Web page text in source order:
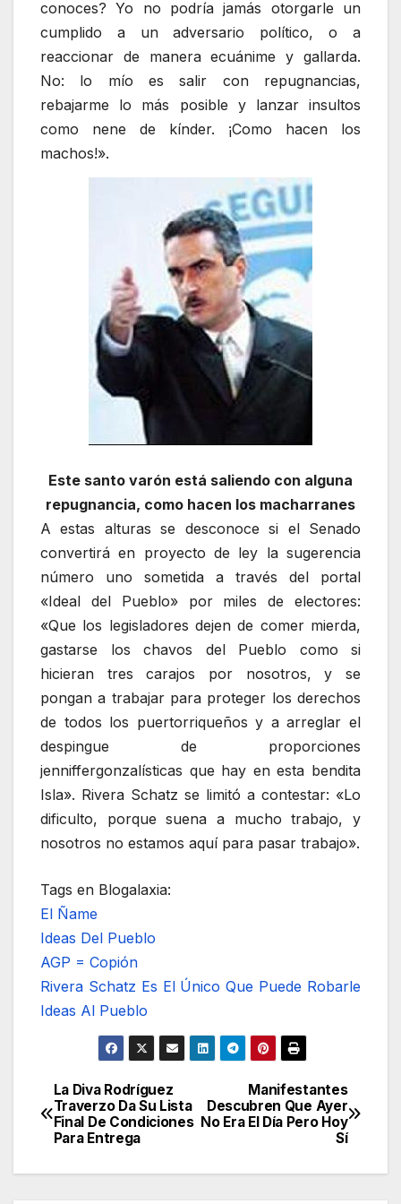
conoces? Yo no podría jamás otorgarle un
cumplido a un adversario político, o a
reaccionar de manera ecuánime y gallarda.
No: lo mío es salir con repugnancias,
rebajarme lo más posible y lanzar insultos
como nene de kínder. ¡Como hacen los
machos!».
Este santo varón está saliendo con alguna
repugnancia, como hacen los macharranes
A estas alturas se desconoce si el Senado
convertirá en proyecto de ley la sugerencia
número uno sometida a través del portal
«Ideal del Pueblo» por miles de electores:
«Que los legisladores dejen de comer mierda,
gastarse los chavos del Pueblo como si
hicieran tres carajos por nosotros, y se
pongan a trabajar para proteger los derechos
de todos los puertorriqueños y a arreglar el
despingue de proporciones
jenniffergonzalísticas que hay en esta bendita
Isla». Rivera Schatz se limitó a contestar: «Lo
dificulto, porque suena a mucho trabajo, y
nosotros no estamos aquí para pasar trabajo».
Tags en Blogalaxia:
El Ñame
Ideas Del Pueblo
AGP = Copión
Rivera Schatz Es El Único Que Puede Robarle
Ideas Al Pueblo
Navegación
de
entradas
Manifestantes
Descubren Que Ayer
No Era El Día Pero Hoy
Sí
La Diva Rodríguez
Traverzo Da Su Lista
Final De Condiciones
Para Entrega